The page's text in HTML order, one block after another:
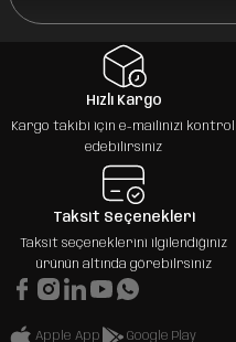
Hızlı Kargo
Kargo takibi için e-mailinizi kontrol
edebilirsiniz
Taksit Seçenekleri
Taksit seçeneklerini ilgilendiğiniz
ürünün altında görebilrsiniz
Apple App Google Play